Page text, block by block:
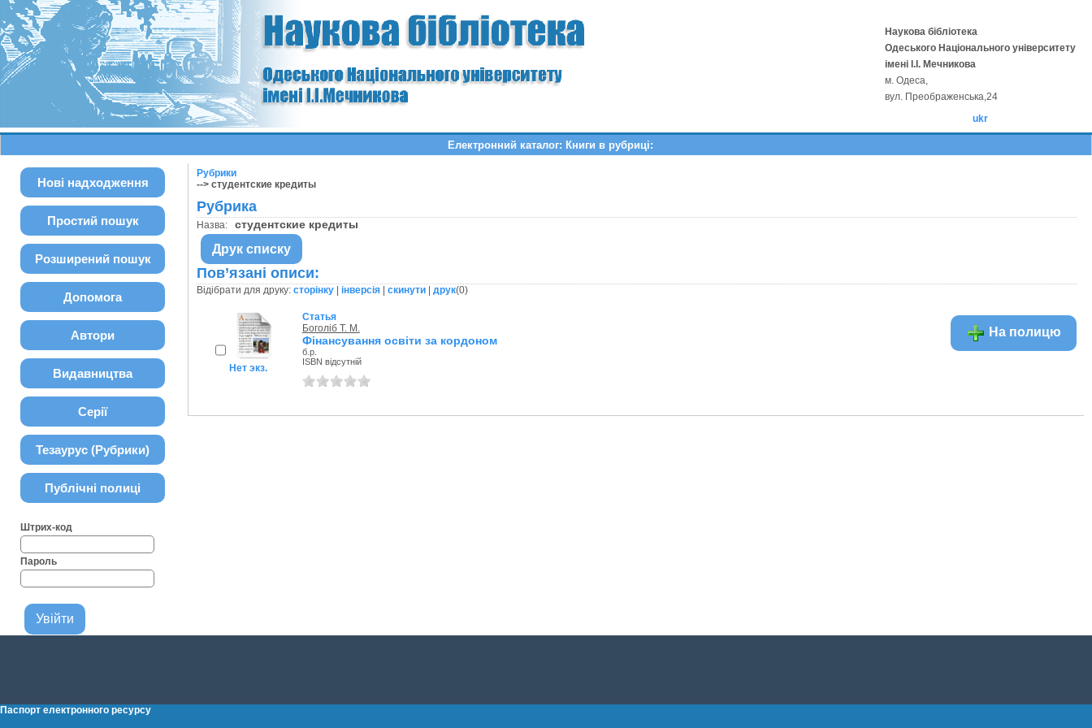
Наукова бібліотека
Одеського Національного університету
імені І.І. Мечникова
м. Одеса,
вул. Преображенська,24
ukr
Електронний каталог: Книги в рубриці:
Нові надходження
Простий пошук
Розширений пошук
Допомога
Автори
Видавництва
Серії
Тезаурус (Рубрики)
Публічні полиці
Штрих-код
Пароль
Рубрики
--> студентские кредиты
Рубрика
Назва: студентские кредиты
Друк списку
Пов’язані описи:
Відібрати для друку: сторінку| інверсія| скинути| друк(0)
Нет экз.
Статья
Боголіб Т. М.
Фінансування освіти за кордоном
б.р.
ISBN відсутній
На полицю
Паспорт електронного ресурсу